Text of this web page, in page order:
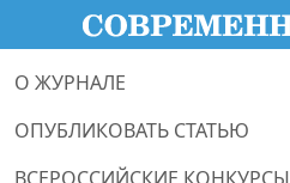
О ЖУРНАЛЕ
ОПУБЛИКОВАТЬ СТАТЬЮ